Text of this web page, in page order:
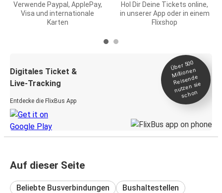
Verwende Paypal, ApplePay,
Visa und internationale
Karten
Hol Dir Deine Tickets online,
in unserer App oder in einem
Flixshop
Digitales Ticket &
Live-Tracking
Entdecke die FlixBus App
Über 500
Millionen
Reisende
nutzen sie
schon
Auf dieser Seite
Beliebte Busverbindungen
Bushaltestellen